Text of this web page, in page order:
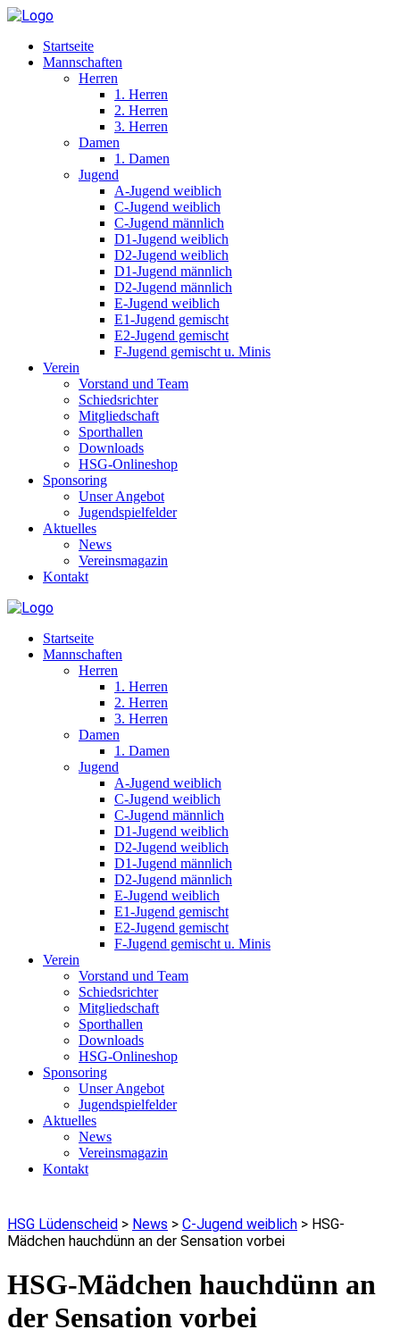
Startseite
Mannschaften
Herren
1. Herren
2. Herren
3. Herren
Damen
1. Damen
Jugend
A-Jugend weiblich
C-Jugend weiblich
C-Jugend männlich
D1-Jugend weiblich
D2-Jugend weiblich
D1-Jugend männlich
D2-Jugend männlich
E-Jugend weiblich
E1-Jugend gemischt
E2-Jugend gemischt
F-Jugend gemischt u. Minis
Verein
Vorstand und Team
Schiedsrichter
Mitgliedschaft
Sporthallen
Downloads
HSG-Onlineshop
Sponsoring
Unser Angebot
Jugendspielfelder
Aktuelles
News
Vereinsmagazin
Kontakt
Startseite
Mannschaften
Herren
1. Herren
2. Herren
3. Herren
Damen
1. Damen
Jugend
A-Jugend weiblich
C-Jugend weiblich
C-Jugend männlich
D1-Jugend weiblich
D2-Jugend weiblich
D1-Jugend männlich
D2-Jugend männlich
E-Jugend weiblich
E1-Jugend gemischt
E2-Jugend gemischt
F-Jugend gemischt u. Minis
Verein
Vorstand und Team
Schiedsrichter
Mitgliedschaft
Sporthallen
Downloads
HSG-Onlineshop
Sponsoring
Unser Angebot
Jugendspielfelder
Aktuelles
News
Vereinsmagazin
Kontakt
HSG Lüdenscheid > News > C-Jugend weiblich > HSG-
Mädchen hauchdünn an der Sensation vorbei
HSG-Mädchen hauchdünn an
der Sensation vorbei